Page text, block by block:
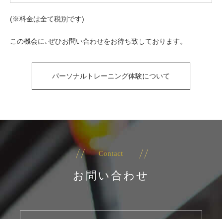
(※料金は全て税別です)
この機会に､ぜひお問い合わせをお待ち致しております。
パーソナルトレーニング体験について
Contact
お問い合わせ